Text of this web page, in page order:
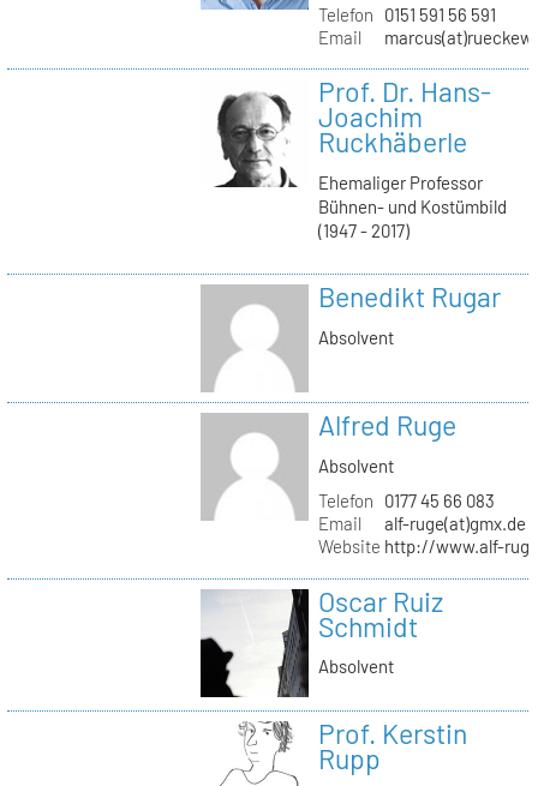
Telefon
0151 591 56 591
Email
Prof. Dr. Hans-
Joachim
Ruckhäberle
Ehemaliger Professor
Bühnen- und Kostümbild
(1947 - 2017)
Benedikt Rugar
Absolvent
Alfred Ruge
Absolvent
Telefon
0177 45 66 083
Email
alf-ruge(at)gmx.de
Website http://www.alf-
Oscar Ruiz
Schmidt
Absolvent
Prof. Kerstin
Rupp